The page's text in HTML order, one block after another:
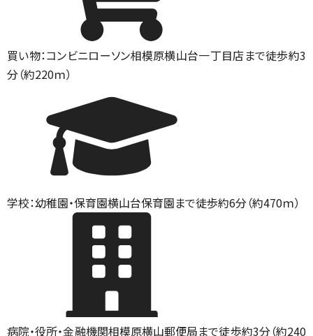
買い物：コンビニローソン相模原横山台一丁目店まで徒歩約3
分（約220ｍ）
学校：幼稚園・保育園横山台保育園まで徒歩約6分（約470ｍ）
病院・役所・金融機関相模原横山郵便局まで徒歩約3分（約240